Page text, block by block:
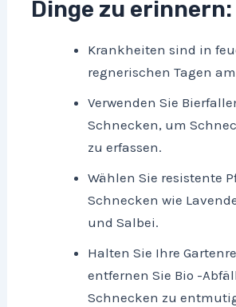
Dinge zu erinnern:
Krankheiten sind in
regnerischen Tagen
Verwenden Sie
Schnecken, um
zu erfassen.
Wählen Sie resistente
Schnecken wie
und Salbei.
Halten Sie Ihre
entfernen Sie Bio -
Schnecken zu